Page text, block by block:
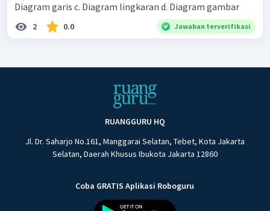
Diagram garis c. Diagram lingkaran d. Diagram gambar
2 0.0 Jawaban terverifikasi
RUANGGURU HQ
Jl. Dr. Saharjo No.161, Manggarai Selatan, Tebet, Kota Jakarta
Selatan, Daerah Khusus Ibukota Jakarta 12860
Coba GRATIS Aplikasi Roboguru